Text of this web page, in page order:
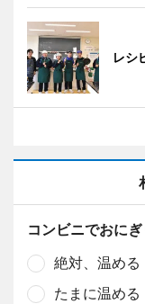
レシ
コンビニでおに
絶対、温める
たまに温める